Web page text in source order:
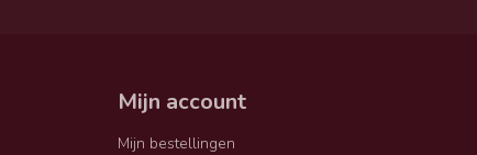
Mijn account
Mijn bestellingen